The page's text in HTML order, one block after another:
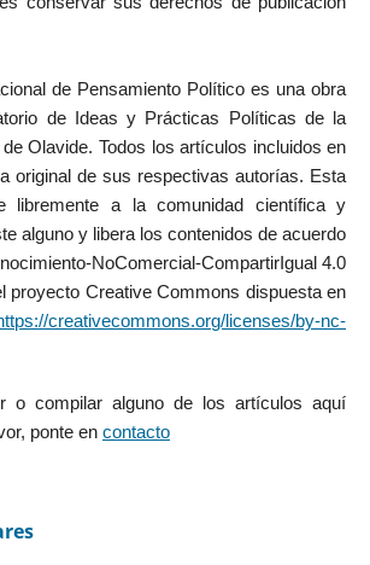
de Pensamiento Político es una obra
de Ideas y Prácticas Políticas de la
Olavide. Todos los artículos incluidos en
original de sus respectivas autorías. Esta
libremente a la comunidad científica y
alguno y libera los contenidos de acuerdo
NoComercial-CompartirIgual 4.0
proyecto Creative Commons dispuesta en
creativecommons.org/licenses/by-nc-
o compilar alguno de los artículos aquí
ponte en contacto